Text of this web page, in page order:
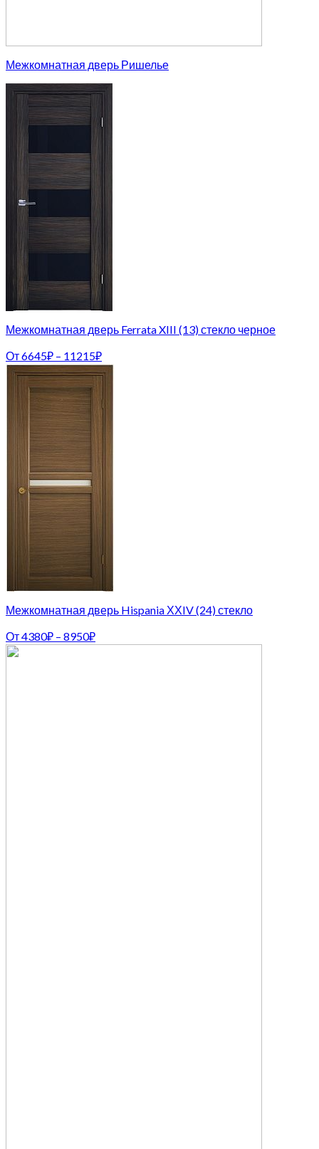
Межкомнатная дверь Ришелье
Межкомнатная дверь Ferrata XIII (13) стекло черное
От6645₽ – 11215₽
Межкомнатная дверь Hispania ХХIV (24) стекло
От4380₽ – 8950₽